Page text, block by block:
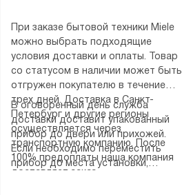
При заказе бытовой техники Miele
можно выбрать подходящие
условия доставки и оплаты. Товар
со статусом в наличии может быть
отгружен покупателю в течение
трех дней. Доставка в Санкт-
Петербург и другие регионы
осуществляется через
транспортную компанию. После
100% предоплаты наша компания
доставляет заказ
В оговоренный день служба
доставки доставит упакованный
прибор до двери или прихожей.
Если необходимо переместить
прибор до места установки,